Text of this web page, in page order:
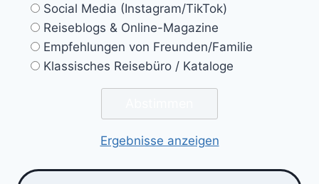
Social Media (Instagram/TikTok)
Reiseblogs & Online-Magazine
Empfehlungen von Freunden/Familie
Klassisches Reisebüro / Kataloge
Ergebnisse anzeigen